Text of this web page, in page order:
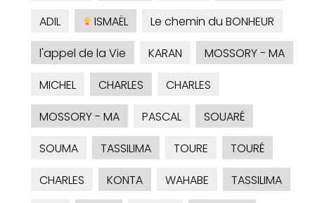
ADIL
ISMAËL
Le chemin du BONHEUR
l'appel de la Vie
KARAN
MOSSORY - MA
MICHEL
CHARLES
CHARLES
MOSSORY - MA
PASCAL
SOUARÉ
SOUMA
TASSILIMA TOURE
TOURÉ
CHARLES
KONTA WAHABE
TASSILIMA